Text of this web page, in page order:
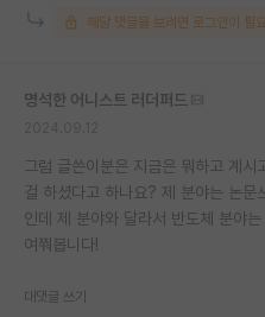
해당 댓글을 보려면 로그인이 필
명석한 어니스트 러더퍼드
그럼 글쓴이분은 지금은 뭐하고 계
걸 하셨다고 하나요? 제 분야는 논
인데 제 분야와 달라서 반도체 분야
여쭤봅니다!
대댓글 쓰기